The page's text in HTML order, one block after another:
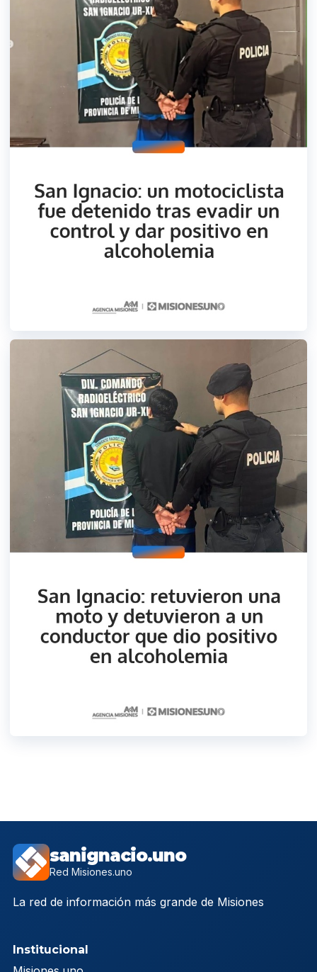
sanignacio.uno
Red Misiones.uno
La red de información más grande de Misiones
Institucional